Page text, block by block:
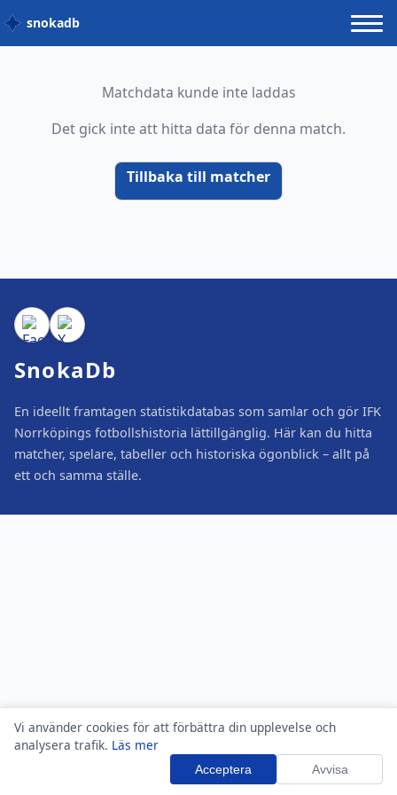
Vi använder cookies för att förbättra din upplevelse och
analysera trafik. Läs mer
Acceptera Avvisa
snokadb
Matchdata kunde inte laddas
Det gick inte att hitta data för denna match.
Tillbaka till matcher
SnokaDb
En ideellt framtagen statistikdatabas som samlar och gör IFK
Norrköpings fotbollshistoria lättillgänglig. Här kan du hitta
matcher, spelare, tabeller och historiska ögonblick – allt på
ett och samma ställe.